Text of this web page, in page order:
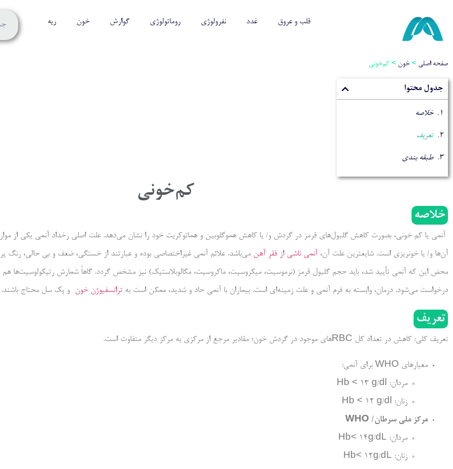
قلب و عروق غدد نفرولوژی روماتولوژی گوارش خون ریه
صفحه اصلی > خون > کم‌خونی
جدول محتوا
خلاصه
تعریف
طبقه بندی
کم‌خونی
خلاصه
آن‌ها و/ یا خونریزی است. شایعترین علت آن، آنمی ناشی از فقرِ آهن می‌باشد. علائم آنمی غیراختصاصی بوده و عبارتند از خستگی، ضعف و بی حالی، رنگ
محض این که آنمی تأیید شد، باید حجم گلبول قرمز (نرموسیت، میکروسیت، ماکروسیت، مگالوبلاستیک) نیز مشخص گردد. گاهاً شمارش رتیکولوسیت‌ها هم
درخواست می‌شود. درمان، وابسته به فرم آنمی و علت زمینه‌ای است. بیماران با آنمی حاد و شدید، ممکن است به ترانسفیوژن خون و پک سل محتاج باشند.
تعریف
تعریف کلی: کاهش در تعداد کل RBCهای موجود در گردش خون؛ مقادیر مرجع از مرکزی به مرکز دیگر متفاوت است.
معیارهای WHO برای آنمی:
مردان: Hb < 13 g/dl
زنان: Hb < 12 g/dl
مرکز ملی سرطان/ WHO
مردان: Hb< 14g/dL
زنان: Hb< 12g/dL